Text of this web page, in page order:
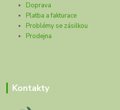
Doprava
Platba a fakturace
Problémy se zásilkou
Prodejna
Kontakty